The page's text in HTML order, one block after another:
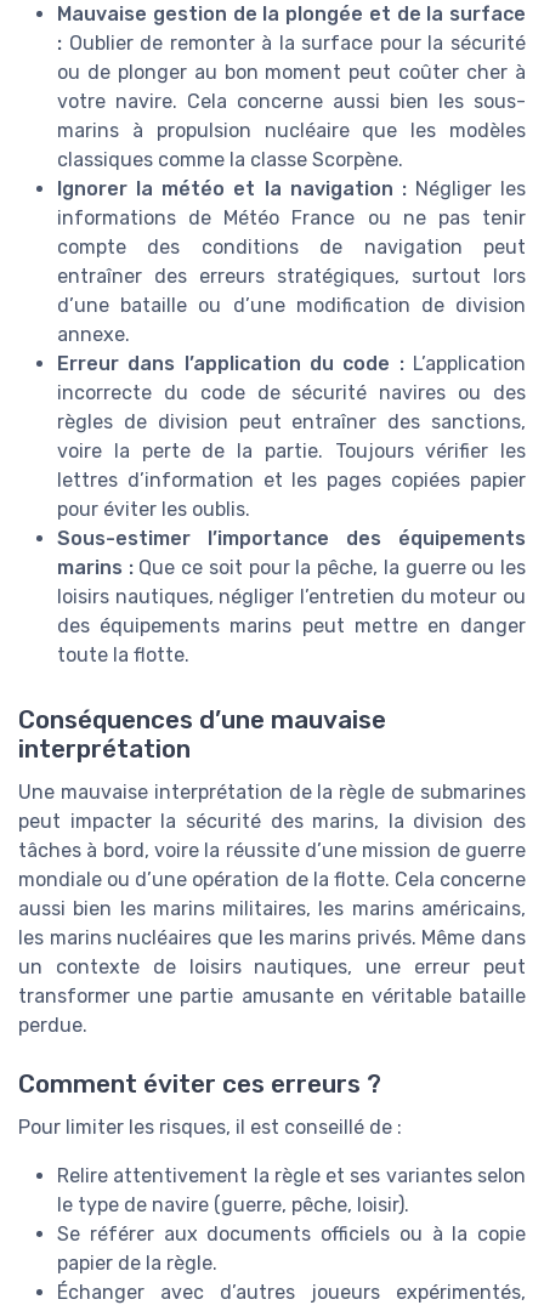
Mauvaise gestion de la plongée et de la surface
: Oublier de remonter à la surface pour la sécurité
ou de plonger au bon moment peut coûter cher à
votre navire. Cela concerne aussi bien les sous-
marins à propulsion nucléaire que les modèles
classiques comme la classe Scorpène.
Ignorer la météo et la navigation :Négliger les
informations de Météo France ou ne pas tenir
compte des conditions de navigation peut
entraîner des erreurs stratégiques, surtout lors
d’une bataille ou d’une modification de division
annexe.
Erreur dans l’application du code :L’application
incorrecte du code de sécurité navires ou des
règles de division peut entraîner des sanctions,
voire la perte de la partie. Toujours vérifier les
lettres d’information et les pages copiées papier
pour éviter les oublis.
Sous-estimer l’importance des équipements
marins :Que ce soit pour la pêche, la guerre ou les
loisirs nautiques, négliger l’entretien du moteur ou
des équipements marins peut mettre en danger
toute la flotte.
Conséquences d’une mauvaise
interprétation
Une mauvaise interprétation de la règle de submarines
peut impacter la sécurité des marins, la division des
tâches à bord, voire la réussite d’une mission de guerre
mondiale ou d’une opération de la flotte. Cela concerne
aussi bien les marins militaires, les marins américains,
les marins nucléaires que les marins privés. Même dans
un contexte de loisirs nautiques, une erreur peut
transformer une partie amusante en véritable bataille
perdue.
Comment éviter ces erreurs ?
Pour limiter les risques, il est conseillé de :
Relire attentivement la règle et ses variantes selon
le type de navire (guerre, pêche, loisir).
Se référer aux documents officiels ou à la copie
papier de la règle.
Échanger avec d’autres joueurs expérimentés,